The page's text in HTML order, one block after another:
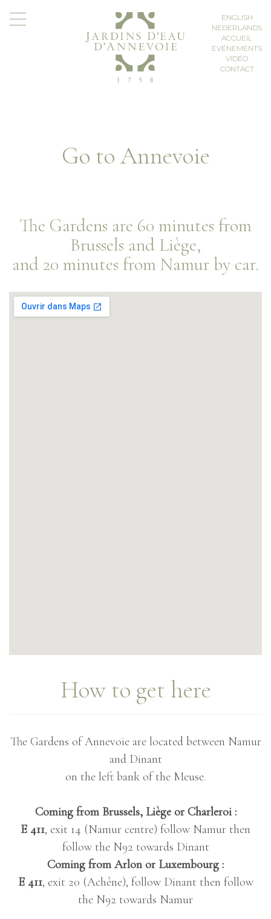
content
Toggle navigation
ENGLISH
NEDERLANDS
ACCUEIL
EVÉNEMENTS
VIDÉO
CONTACT
en nl
EVÉNEMENTS
VISITE VIRTUELLE
VIDEO DES JARDINS
D’ANNEVOIE
LE NOUVEL ESPACE DÉCOUVERTE
LA BOUTIQUE DES JARDINS
SE RESTAURER À ANNEVOIE
VISITES COMBINÉES (À PARTIR DE 20
PERSONNES)
LE MOULIN : GÎTE 32 PLACES
LE DOMAINE DU CHÂTEAU
CONTACT
OFFRES D’EMPLOI
Go to Annevoie
The Gardens are 60 minutes from
Brussels and Liège,
and 20 minutes from Namur by car.
How to get here
The Gardens of Annevoie are located between Namur
and Dinant
on the left bank of the Meuse.
Coming from Brussels, Liège or Charleroi :
E 411, exit 14 (Namur centre) follow Namur then
follow the N92 towards Dinant
Coming from Arlon or Luxembourg :
E 411, exit 20 (Achêne), follow Dinant then follow
the N92 towards Namur